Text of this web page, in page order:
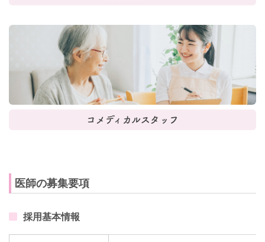
コメディカルスタッフ
医師の募集要項
採用基本情報